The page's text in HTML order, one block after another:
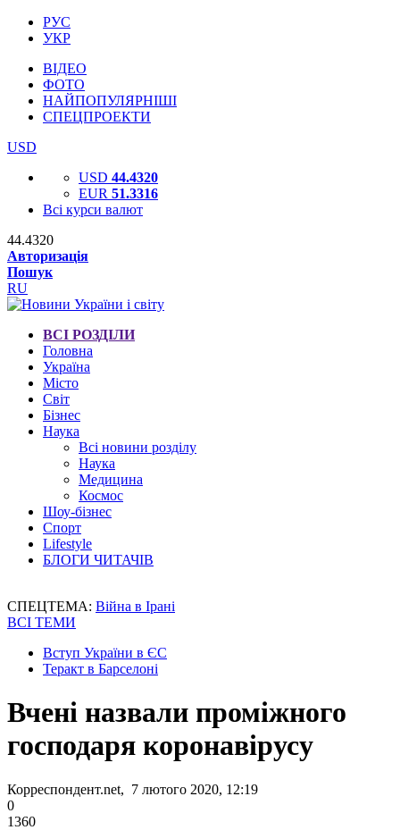
РУС
УКР
ВІДЕО
ФОТО
НАЙПОПУЛЯРНІШІ
СПЕЦПРОЕКТИ
USD
USD 44.4320
EUR 51.3316
Всі курси валют
44.4320
Авторизація
Пошук
RU
ВСІ РОЗДІЛИ
Головна
Україна
Місто
Світ
Бізнес
Наука
Всі новини розділу
Наука
Медицина
Космос
Шоу-бізнес
Спорт
Lifestyle
БЛОГИ ЧИТАЧІВ
СПЕЦТЕМА: Війна в Ірані
ВСІ ТЕМИ
Вступ України в ЄС
Теракт в Барселоні
Вчені назвали проміжного
господаря коронавірусу
Корреспондент.net, 7 лютого 2020, 12:19
0
1360